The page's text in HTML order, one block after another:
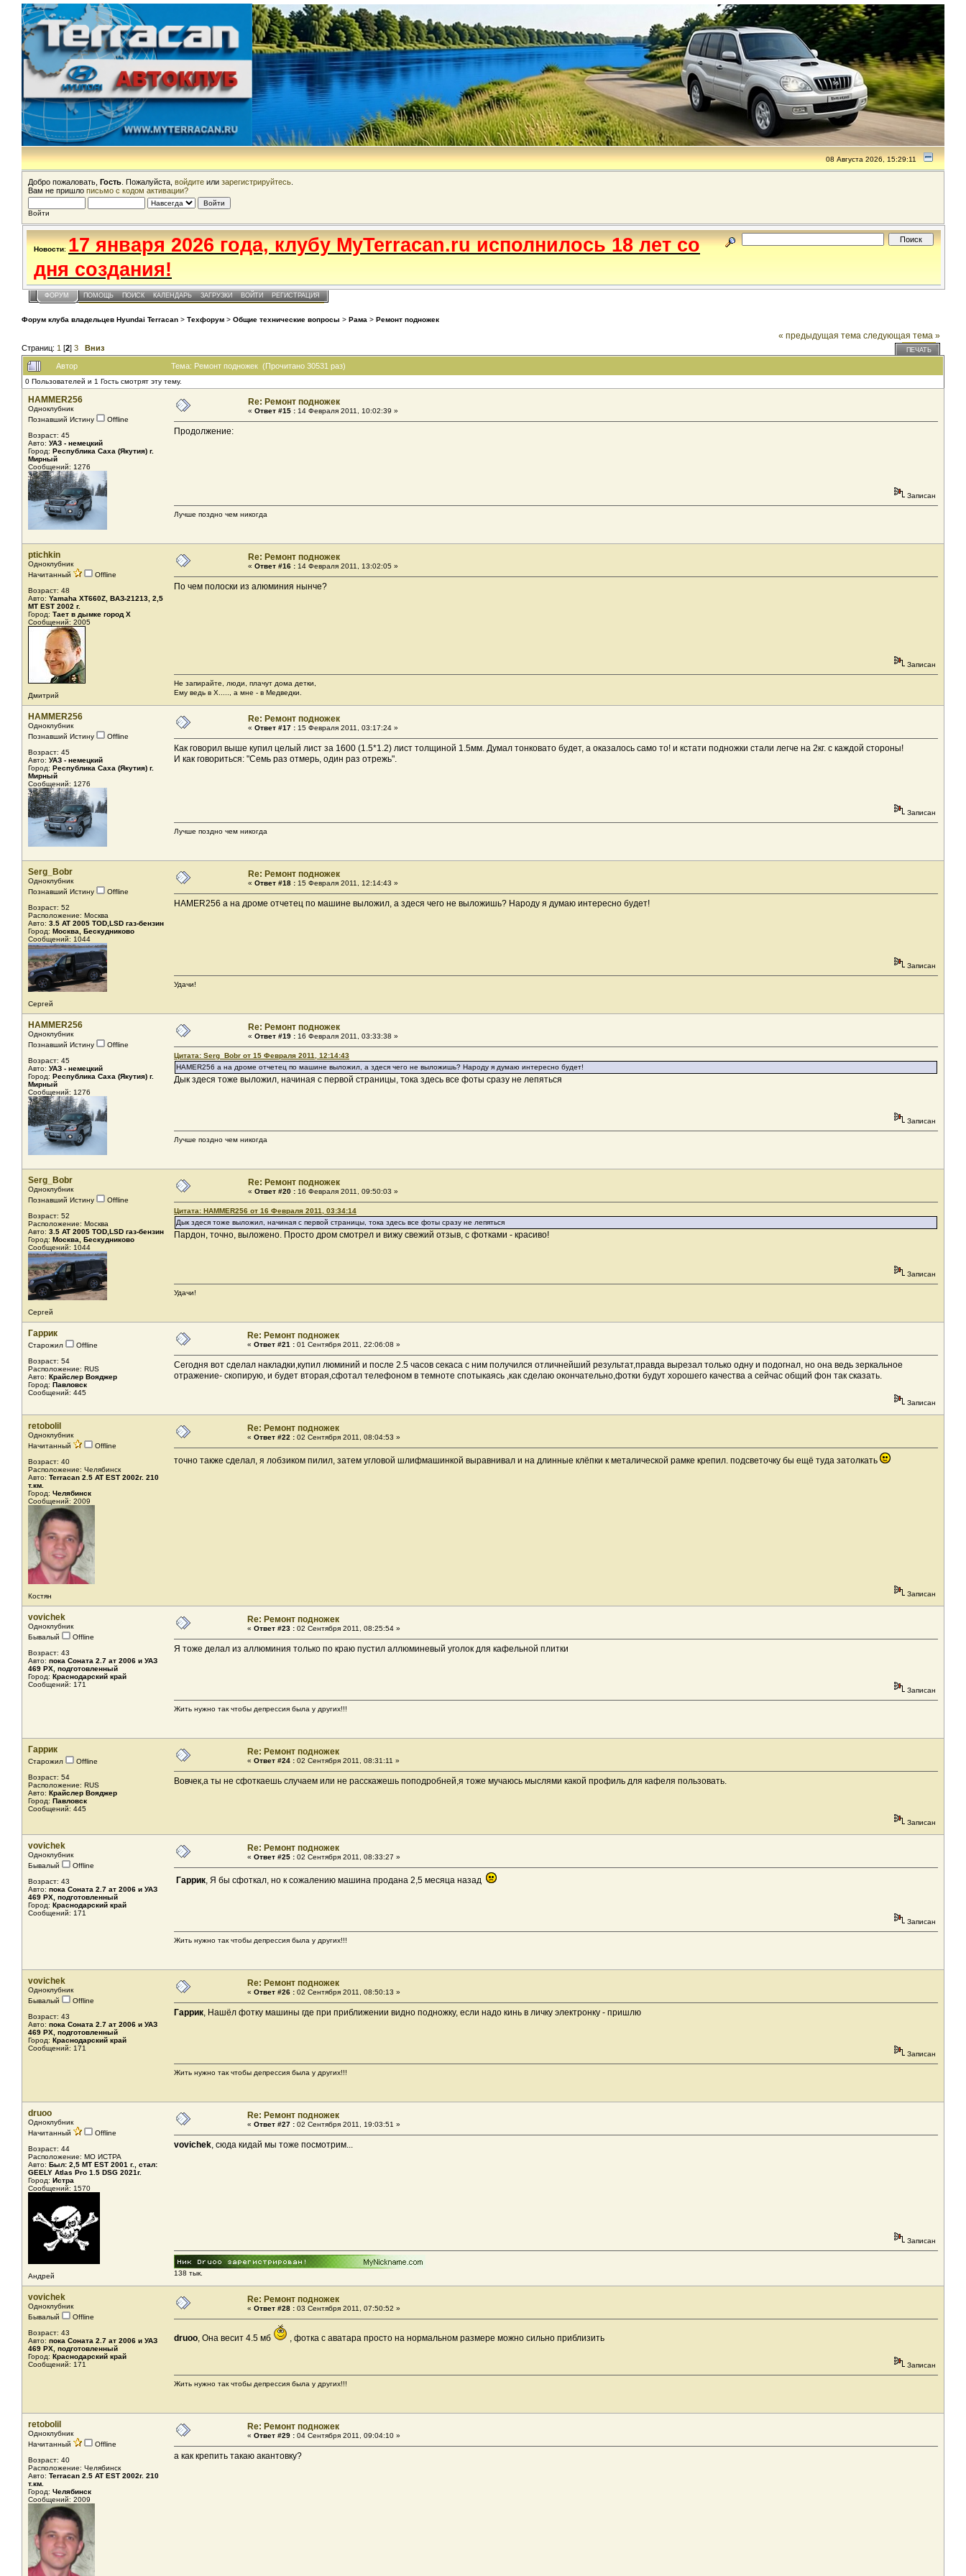
08 Августа 2026, 15:29:11
Добро пожаловать, Гость . Пожалуйста, войдите или зарегистрируйтесь
Вам не пришло письмо с кодом активации?
Войти
Новости: 17 января 2026 года, клубу MyTerracan.ru исполнилось 18 лет со
дня создания!
ФОРУМ ПОМОЩЬ ПОИСК КАЛЕНДАРЬ ЗАГРУЗКИ ВОЙТИ РЕГИСТРАЦИЯ
Форум клуба владельцев Hyundai Terracan > Техфорум > Общие технические вопросы > Рама > Ремонт подножек
Страниц: 1 [2] 3 Вниз
« предыдущая тема следующая тема »
ПЕЧАТЬ
Автор Тема: Ремонт подножек (Прочитано 30531 раз)
0 Пользователей и 1 Гость смотрят эту тему.
HAMMER256
Одноклубник
Познавший Истину
Offline
Возраст: 45
Авто: УАЗ - немецкий
Город: Республика Саха (Якутия) г.
Мирный
Сообщений: 1276
Re: Ремонт подножек
« Ответ #15 : 14 Февраля 2011, 10:02:39 »
Продолжение:
Записан
Лучше поздно чем никогда
ptichkin
Одноклубник
Начитанный
Offline
Возраст: 48
Авто: Yamaha XT660Z, ВАЗ-21213, 2,5
МТ EST 2002 г.
Город: Тает в дымке город Х
Сообщений: 2005
Дмитрий
Re: Ремонт подножек
« Ответ #16 : 14 Февраля 2011, 13:02:05 »
По чем полоски из алюминия нынче?
Записан
Не запирайте, люди, плачут дома детки,
Ему ведь в Х....., а мне - в Медведки.
HAMMER256
Одноклубник
Познавший Истину
Offline
Возраст: 45
Авто: УАЗ - немецкий
Город: Республика Саха (Якутия) г.
Мирный
Сообщений: 1276
Re: Ремонт подножек
« Ответ #17 : 15 Февраля 2011, 03:17:24 »
Как говорил выше купил целый лист за 1600 (1.5*1.2) лист толщиной 1.5мм. Думал тонковато будет, а оказалось само то! и кстати подножки стали легче на 2кг. с каждой стороны!
И как говориться: "Семь раз отмерь, один раз отрежь".
Записан
Лучше поздно чем никогда
Serg_Bobr
Одноклубник
Познавший Истину
Offline
Возраст: 52
Расположение: Москва
Авто: 3.5 AT 2005 TOD,LSD газ-бензин
Город: Москва, Бескудниково
Сообщений: 1044
Сергей
Re: Ремонт подножек
« Ответ #18 : 15 Февраля 2011, 12:14:43 »
HAMER256 а на дроме отчетец по машине выложил, а здеся чего не выложишь? Народу я думаю интересно будет!
Записан
Удачи!
HAMMER256
Одноклубник
Познавший Истину
Offline
Возраст: 45
Авто: УАЗ - немецкий
Город: Республика Саха (Якутия) г.
Мирный
Сообщений: 1276
Re: Ремонт подножек
« Ответ #19 : 16 Февраля 2011, 03:33:38 »
Цитата: Serg_Bobr от 15 Февраля 2011, 12:14:43
HAMER256 а на дроме отчетец по машине выложил, а здеся чего не выложишь? Народу я думаю интересно будет!
Дык здеся тоже выложил, начиная с первой страницы, тока здесь все фоты сразу не лепяться
Записан
Лучше поздно чем никогда
Serg_Bobr
Одноклубник
Познавший Истину
Offline
Возраст: 52
Расположение: Москва
Авто: 3.5 AT 2005 TOD,LSD газ-бензин
Город: Москва, Бескудниково
Сообщений: 1044
Сергей
Re: Ремонт подножек
« Ответ #20 : 16 Февраля 2011, 09:50:03 »
Цитата: HAMMER256 от 16 Февраля 2011, 03:34:14
Дык здеся тоже выложил, начиная с первой страницы, тока здесь все фоты сразу не лепяться
Пардон, точно, выложено. Просто дром смотрел и вижу свежий отзыв, с фотками - красиво!
Записан
Удачи!
Гаррик
Старожил
Offline
Возраст: 54
Расположение: RUS
Авто: Крайслер Вояджер
Город: Павловск
Сообщений: 445
Re: Ремонт подножек
« Ответ #21 : 01 Сентября 2011, 22:06:08 »
Сегодня вот сделал накладки,купил люминий и после 2.5 часов секаса с ним получился отличнейший результат,правда вырезал только одну и подогнал, но она ведь зеркальное
отражение- скопирую, и будет вторая,сфотал телефоном в темноте спотыкаясь ,как сделаю окончательно,фотки будут хорошего качества а сейчас общий фон так сказать.
Записан
retobolil
Одноклубник
Начитанный
Offline
Возраст: 40
Расположение: Челябинск
Авто: Terracan 2.5 AT EST 2002г. 210
т.км.
Город: Челябинск
Сообщений: 2009
Костян
Re: Ремонт подножек
« Ответ #22 : 02 Сентября 2011, 08:04:53 »
точно также сделал, я лобзиком пилил, затем угловой шлифмашинкой выравнивал и на длинные клёпки к металической рамке крепил. подсветочку бы ещё туда затолкать
Записан
vovichek
Одноклубник
Бывалый
Offline
Возраст: 43
Авто: пока Соната 2.7 ат 2006 и УАЗ
469 РХ, подготовленный
Город: Краснодарский край
Сообщений: 171
Re: Ремонт подножек
« Ответ #23 : 02 Сентября 2011, 08:25:54 »
Я тоже делал из аллюминия только по краю пустил аллюминевый уголок для кафельной плитки
Записан
Жить нужно так чтобы депрессия была у других!!!
Гаррик
Старожил
Offline
Возраст: 54
Расположение: RUS
Авто: Крайслер Вояджер
Город: Павловск
Сообщений: 445
Re: Ремонт подножек
« Ответ #24 : 02 Сентября 2011, 08:31:11 »
Вовчек,а ты не сфоткаешь случаем или не расскажешь поподробней,я тоже мучаюсь мыслями какой профиль для кафеля пользовать.
Записан
vovichek
Одноклубник
Бывалый
Offline
Возраст: 43
Авто: пока Соната 2.7 ат 2006 и УАЗ
469 РХ, подготовленный
Город: Краснодарский край
Сообщений: 171
Re: Ремонт подножек
« Ответ #25 : 02 Сентября 2011, 08:33:27 »
Гаррик, Я бы сфоткал, но к сожалению машина продана 2,5 месяца назад
Записан
Жить нужно так чтобы депрессия была у других!!!
vovichek
Одноклубник
Бывалый
Offline
Возраст: 43
Авто: пока Соната 2.7 ат 2006 и УАЗ
469 РХ, подготовленный
Город: Краснодарский край
Сообщений: 171
Re: Ремонт подножек
« Ответ #26 : 02 Сентября 2011, 08:50:13 »
Гаррик, Нашёл фотку машины где при приближении видно подножку, если надо кинь в личку электронку - пришлю
Записан
Жить нужно так чтобы депрессия была у других!!!
druoo
Одноклубник
Начитанный
Offline
Возраст: 44
Расположение: МО ИСТРА
Авто: Был: 2,5 MT EST 2001 г., стал:
GEELY Atlas Pro 1.5 DSG 2021г.
Город: Истра
Сообщений: 1570
Андрей
Re: Ремонт подножек
« Ответ #27 : 02 Сентября 2011, 19:03:51 »
vovichek, сюда кидай мы тоже посмотрим...
Записан
138 тык.
vovichek
Одноклубник
Бывалый
Offline
Возраст: 43
Авто: пока Соната 2.7 ат 2006 и УАЗ
469 РХ, подготовленный
Город: Краснодарский край
Сообщений: 171
Re: Ремонт подножек
« Ответ #28 : 03 Сентября 2011, 07:50:52 »
druoo, Она весит 4.5 мб , фотка с аватара просто на нормальном размере можно сильно приблизить
Записан
Жить нужно так чтобы депрессия была у других!!!
retobolil
Одноклубник
Начитанный
Offline
Возраст: 40
Расположение: Челябинск
Авто: Terracan 2.5 AT EST 2002г. 210
т.км.
Город: Челябинск
Сообщений: 2009
Re: Ремонт подножек
« Ответ #29 : 04 Сентября 2011, 09:04:10 »
а как крепить такаю акантовку?